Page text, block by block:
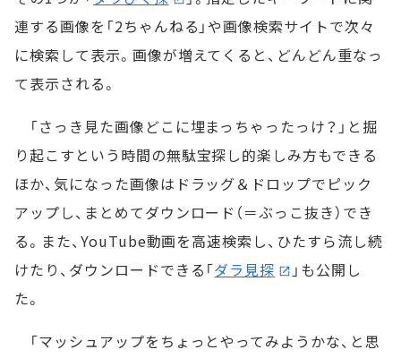
連する画像を「2ちゃんねる」や画像検索サイトで次々
に検索して表示。画像が増えてくると、どんどん重なっ
て表示される。
「さっき見た画像どこに埋まっちゃったっけ？」と掘
り起こすという時間の無駄宝探し的楽しみ方もできる
ほか、気になった画像はドラッグ＆ドロップでピック
アップし、まとめてダウンロード（＝ぶっこ抜き）でき
る。また、YouTube動画を高速検索し、ひたすら流し続
けたり、ダウンロードできる「ダラ見探
」も公開し
た。
「マッシュアップをちょっとやってみようかな、と思